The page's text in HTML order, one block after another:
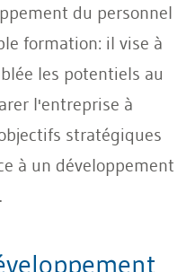
du personnel
formation: il vise à
les potentiels au
l'entreprise à
stratégiques
à un développement